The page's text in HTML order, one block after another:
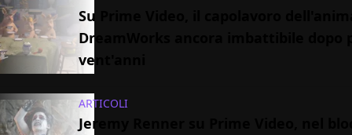
Su Prime Video, il capolavoro
DreamWorks ancora imbattibile dopo
vent'anni
ARTICOLI
Jeremy Renner su Prime Video, nel